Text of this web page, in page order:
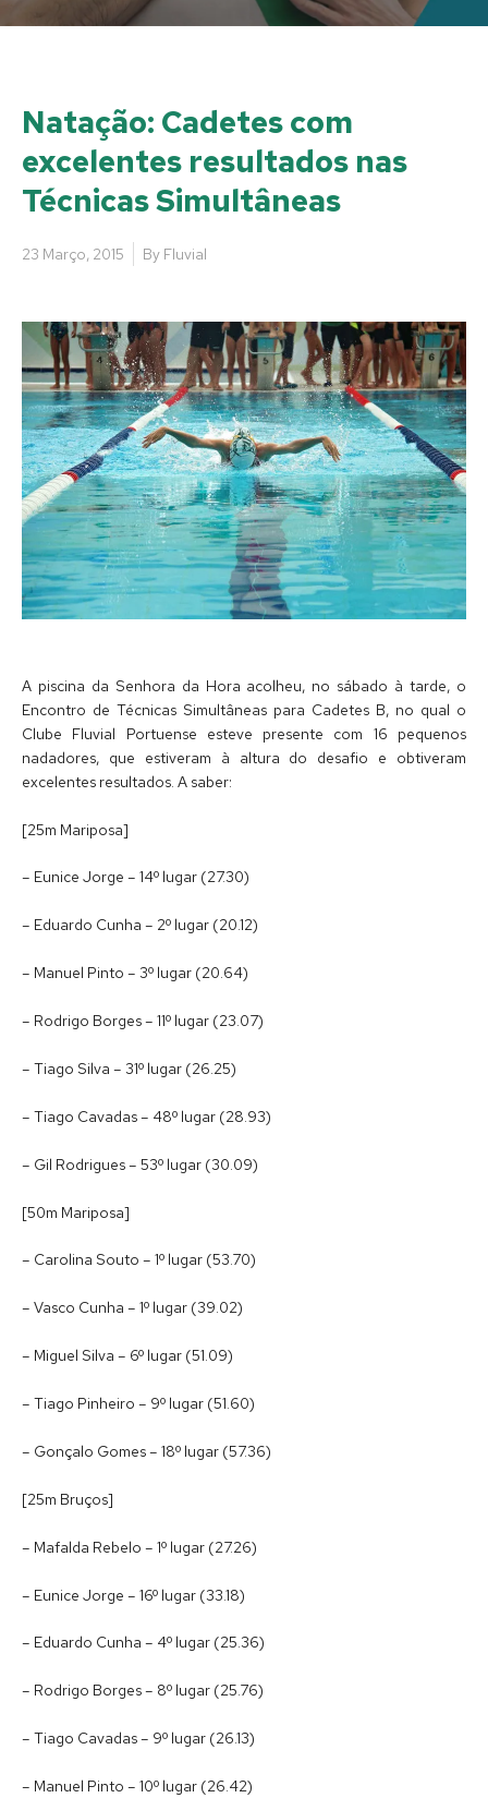
Natação: Cadetes com
excelentes resultados nas
Técnicas Simultâneas
23 Março, 2015 By Fluvial
A piscina da Senhora da Hora acolheu, no sábado à tarde, o
Encontro de Técnicas Simultâneas para Cadetes B, no qual o
Clube Fluvial Portuense esteve presente com 16 pequenos
nadadores, que estiveram à altura do desafio e obtiveram
excelentes resultados. A saber:
[25m Mariposa]
– Eunice Jorge – 14º lugar (27.30)
– Eduardo Cunha – 2º lugar (20.12)
– Manuel Pinto – 3º lugar (20.64)
– Rodrigo Borges – 11º lugar (23.07)
– Tiago Silva – 31º lugar (26.25)
– Tiago Cavadas – 48º lugar (28.93)
– Gil Rodrigues – 53º lugar (30.09)
[50m Mariposa]
– Carolina Souto – 1º lugar (53.70)
– Vasco Cunha – 1º lugar (39.02)
– Miguel Silva – 6º lugar (51.09)
– Tiago Pinheiro – 9º lugar (51.60)
– Gonçalo Gomes – 18º lugar (57.36)
[25m Bruços]
– Mafalda Rebelo – 1º lugar (27.26)
– Eunice Jorge – 16º lugar (33.18)
– Eduardo Cunha – 4º lugar (25.36)
– Rodrigo Borges – 8º lugar (25.76)
– Tiago Cavadas – 9º lugar (26.13)
– Manuel Pinto – 10º lugar (26.42)